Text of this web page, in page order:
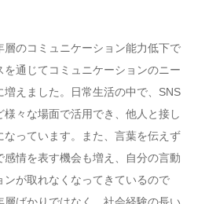
層のコミュニケーション能力低下で
通じてコミュニケーションのニー
増えました。日常生活の中で、SNS
々な場面で活用でき、他人と接し
なっています。また、言葉を伝えず
情を表す機会も増え、自分の言動
が取れなくなってきているので